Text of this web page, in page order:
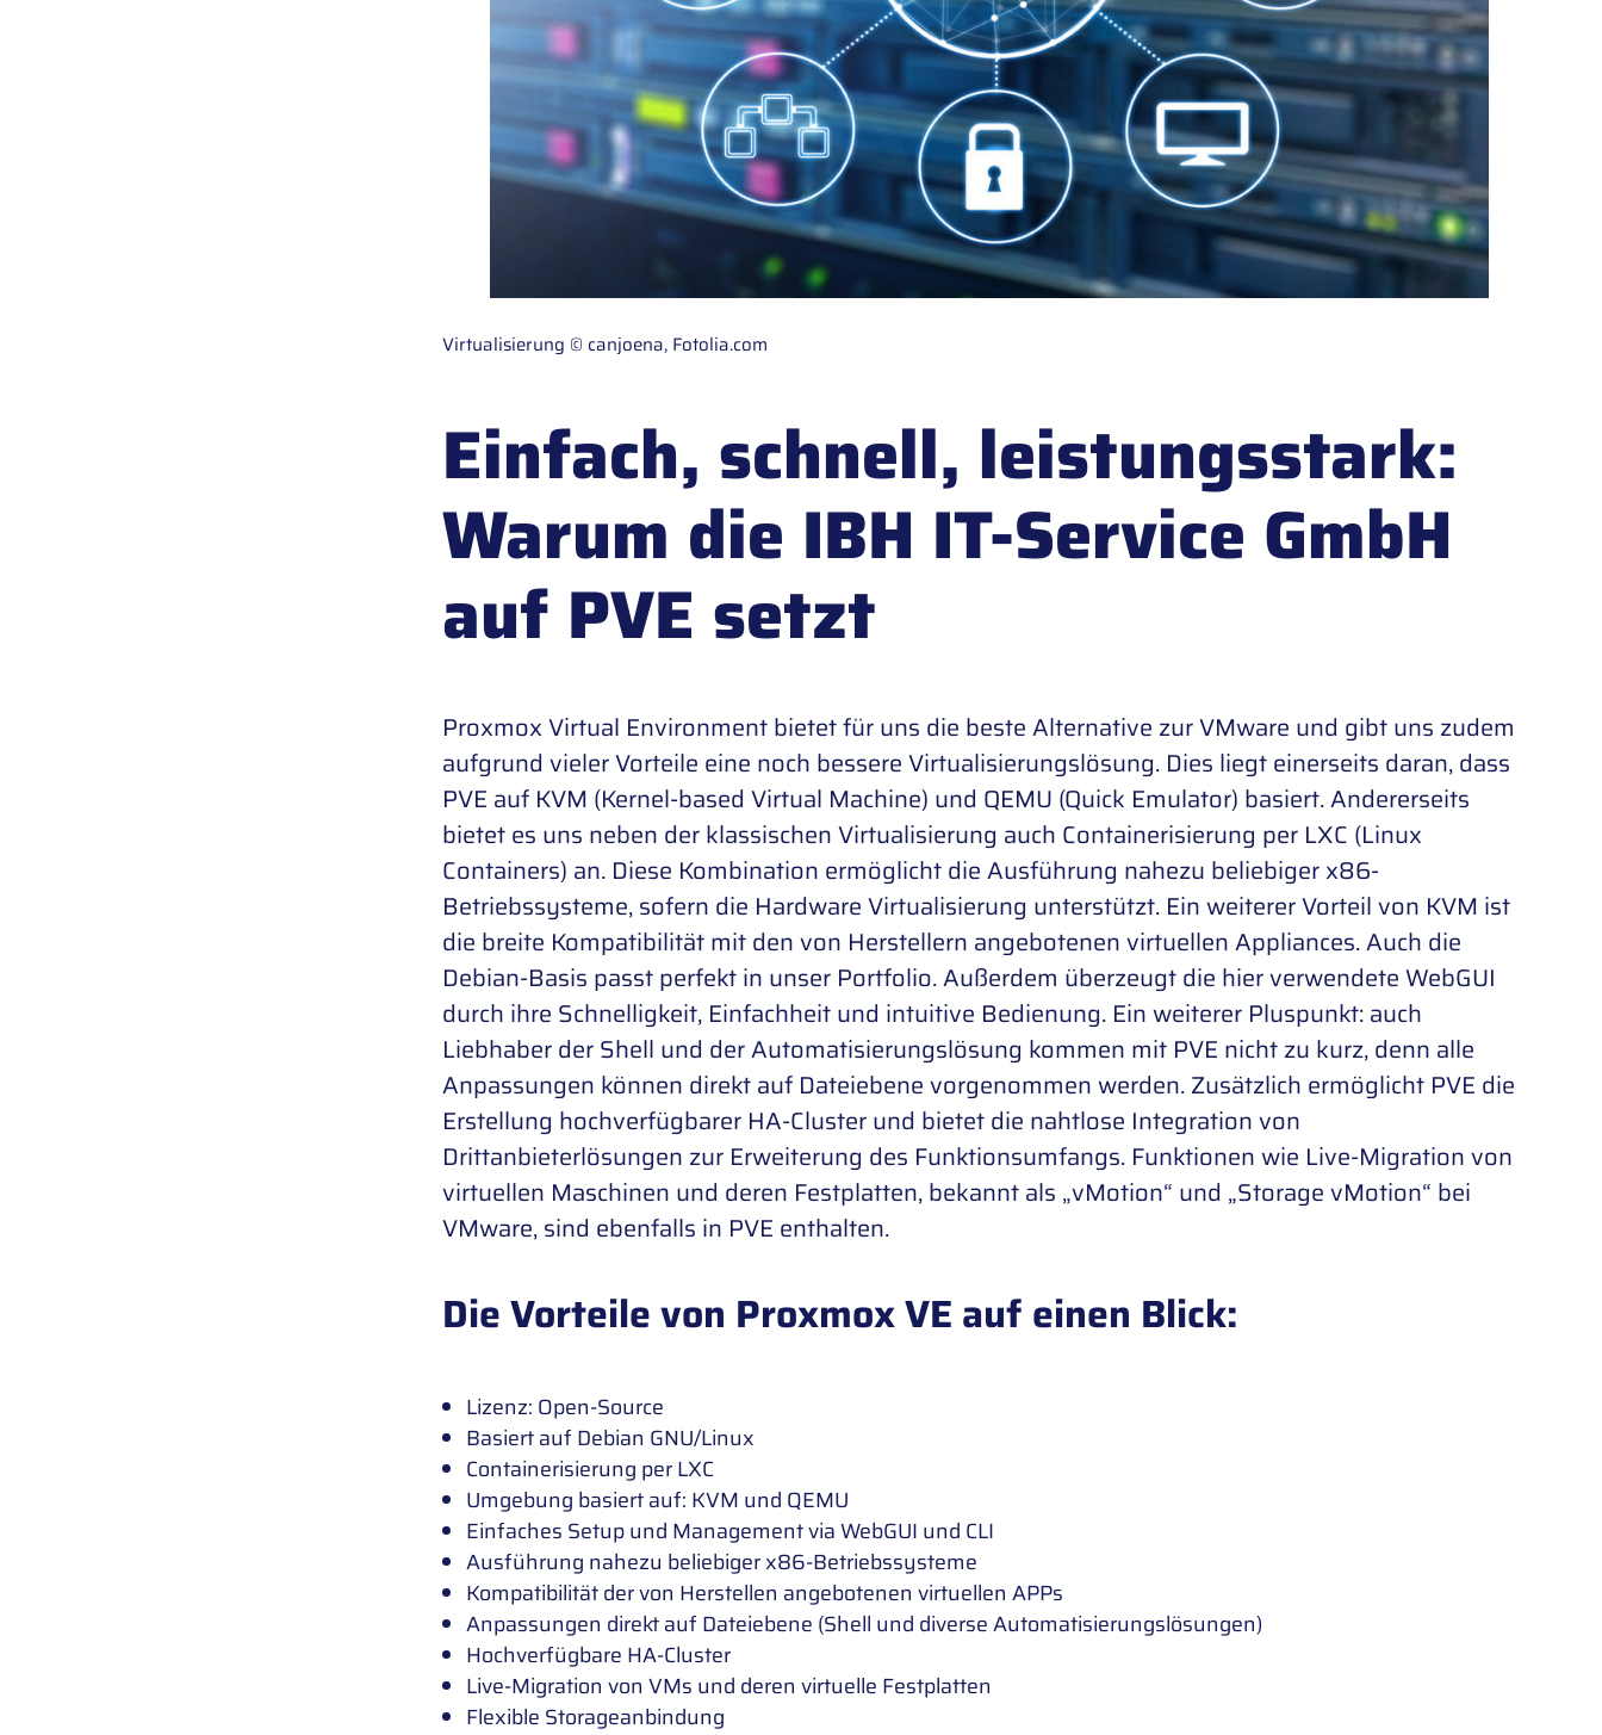
Virtualisierung © canjoena, Fotolia.com
Einfach, schnell, leistungsstark:
Warum die IBH IT-Service GmbH
auf PVE setzt
Proxmox Virtual Environmentbietet für uns die beste Alternative zur VMware und gibt uns zudem
aufgrund vieler Vorteile eine noch bessere Virtualisierungslösung. Dies liegt einerseits daran, dass
PVE auf KVM (Kernel-based Virtual Machine) und QEMU (Quick Emulator) basiert. Andererseits
bietet es uns neben der klassischen Virtualisierung auch Containerisierung per LXC (Linux
Containers) an. Diese Kombination ermöglicht die Ausführung nahezu beliebiger x86-
Betriebssysteme, sofern die Hardware Virtualisierung unterstützt. Ein weiterer Vorteil von KVM ist
die breite Kompatibilität mit den von Herstellern angebotenen virtuellen Appliances. Auch die
Debian-Basis passt perfekt in unser Portfolio. Außerdem überzeugt die hier verwendete WebGUI
durch ihre Schnelligkeit, Einfachheit und intuitive Bedienung. Ein weiterer Pluspunkt: auch
Liebhaber der Shell und der Automatisierungslösung kommen mit PVE nicht zu kurz, denn alle
Anpassungen können direkt auf Dateiebene vorgenommen werden. Zusätzlich ermöglicht PVE die
Erstellung hochverfügbarer HA-Cluster und bietet die nahtlose Integration von
Drittanbieterlösungen zur Erweiterung des Funktionsumfangs. Funktionen wie Live-Migration von
virtuellen Maschinen und deren Festplatten, bekannt als „vMotion“ und „Storage vMotion“ bei
VMware, sind ebenfalls in PVE enthalten.
Die Vorteile von Proxmox VE auf einen Blick:
Lizenz: Open-Source
Basiert auf Debian GNU/Linux
Containerisierung per LXC
Umgebung basiert auf: KVM und QEMU
Einfaches Setup und Management via WebGUI und CLI
Ausführung nahezu beliebiger x86-Betriebssysteme
Kompatibilität der von Herstellen angebotenen virtuellen APPs
Anpassungen direkt auf Dateiebene (Shell und diverse Automatisierungslösungen)
Hochverfügbare HA-Cluster
Live-Migration von VMs und deren virtuelle Festplatten
Flexible Storageanbindung